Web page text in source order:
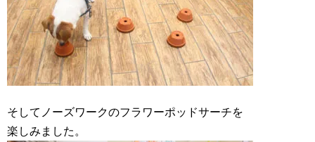
そしてノーズワークのフラワーポッドサーチを
楽しみました。